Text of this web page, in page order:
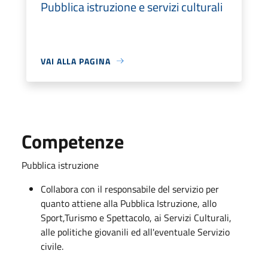
Pubblica istruzione e servizi culturali
VAI ALLA PAGINA
Competenze
Pubblica istruzione
Collabora con il responsabile del servizio per
quanto attiene alla Pubblica Istruzione, allo
Sport,Turismo e Spettacolo, ai Servizi Culturali,
alle politiche giovanili ed all'eventuale Servizio
civile.